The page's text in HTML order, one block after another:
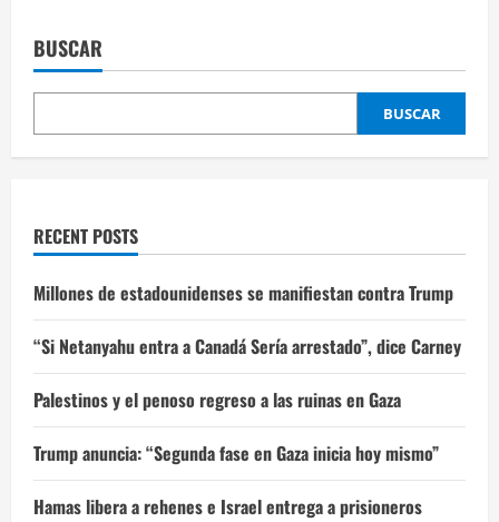
BUSCAR
BUSCAR
RECENT POSTS
Millones de estadounidenses se manifiestan contra Trump
“Si Netanyahu entra a Canadá Sería arrestado”, dice Carney
Palestinos y el penoso regreso a las ruinas en Gaza
Trump anuncia: “Segunda fase en Gaza inicia hoy mismo”
Hamas libera a rehenes e Israel entrega a prisioneros